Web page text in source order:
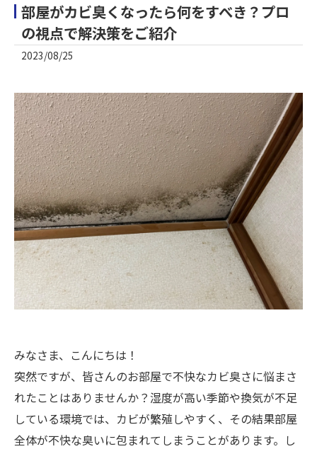
部屋がカビ臭くなったら何をすべき？プロ
の視点で解決策をご紹介
2023/08/25
みなさま、こんにちは！
突然ですが、皆さんのお部屋で不快なカビ臭さに悩まさ
れたことはありませんか？湿度が高い季節や換気が不足
している環境では、カビが繁殖しやすく、その結果部屋
全体が不快な臭いに包まれてしまうことがあります。し